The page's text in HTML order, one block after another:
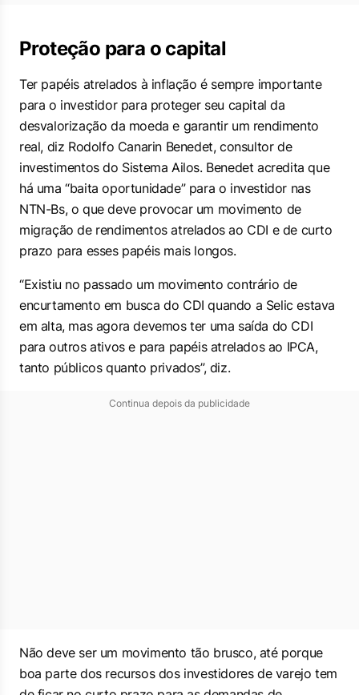
Proteção para o capital
Ter papéis atrelados à inflação é sempre importante
para o investidor para proteger seu capital da
desvalorização da moeda e garantir um rendimento
real, diz Rodolfo Canarin Benedet, consultor de
investimentos do Sistema Ailos. Benedet acredita que
há uma “baita oportunidade” para o investidor nas
NTN-Bs, o que deve provocar um movimento de
migração de rendimentos atrelados ao CDI e de curto
prazo para esses papéis mais longos.
“Existiu no passado um movimento contrário de
encurtamento em busca do CDI quando a Selic estava
em alta, mas agora devemos ter uma saída do CDI
para outros ativos e para papéis atrelados ao IPCA,
tanto públicos quanto privados”, diz.
Continua depois da publicidade
Não deve ser um movimento tão brusco, até porque
boa parte dos recursos dos investidores de varejo tem